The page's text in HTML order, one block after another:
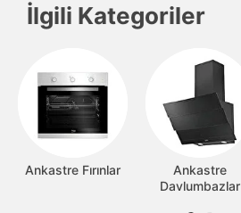
İlgili Kategoriler
Ankastre Fırınlar
Ankastre
Davlumbazlar